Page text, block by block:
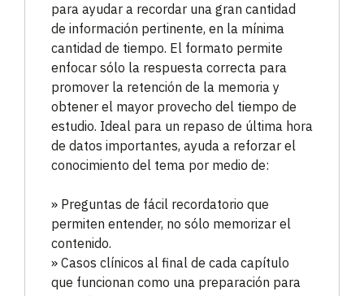
para ayudar a recordar una gran cantidad
de información pertinente, en la mínima
cantidad de tiempo. El formato permite
enfocar sólo la respuesta correcta para
promover la retención de la memoria y
obtener el mayor provecho del tiempo de
estudio. Ideal para un repaso de última hora
de datos importantes, ayuda a reforzar el
conocimiento del tema por medio de:
» Preguntas de fácil recordatorio que
permiten entender, no sólo memorizar el
contenido.
» Casos clínicos al final de cada capítulo
que funcionan como una preparación para